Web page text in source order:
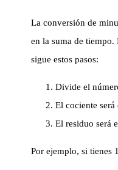
La conversión de
en la suma de tiempo.
sigue estos pasos:
Divide el
El cociente
El residuo será
Por ejemplo, si tienes